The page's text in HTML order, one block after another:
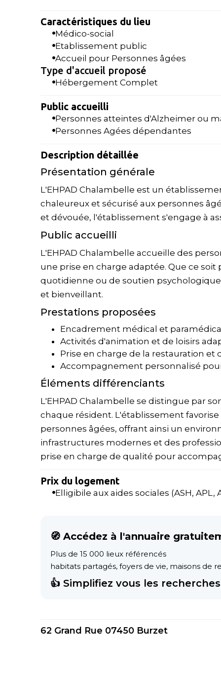
Caractéristiques du lieu
Médico-social
Etablissement public
Accueil pour Personnes âgées
Type d'accueil proposé
Hébergement Complet
Public accueilli
Personnes atteintes d'Alzheimer ou
Personnes Agées dépendantes
Description détaillée
Présentation générale
L'EHPAD Chalambelle est un
chaleureux et sécurisé aux personnes
et dévouée, l'établissement s'engage à
Public accueilli
L'EHPAD Chalambelle accueille des
une prise en charge adaptée. Que ce soit
quotidienne ou de soutien
et bienveillant.
Prestations proposées
Encadrement médical et
Activités d'animation et de loisirs
Prise en charge de la restauration
Accompagnement personnalisé
Éléments différenciants
L'EHPAD Chalambelle se distingue par
chaque résident. L'établissement
personnes âgées, offrant ainsi un
infrastructures modernes et des
prise en charge de qualité pour
Prix du logement
Elligibile aux aides sociales (ASH, APL,
🧭 Accédez à l'annuaire
Plus de 15 000 lieux référencés
habitats partagés, foyers de vie, maisons de
👍 Simplifiez vous les
62 Grand Rue 07450 Burzet